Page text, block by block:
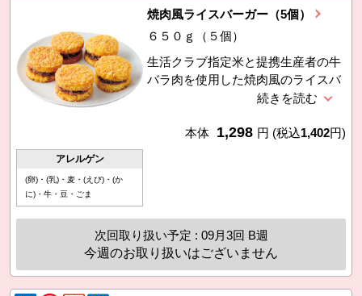
アレルゲン
(卵)・(乳)・麦・(えび)・(か
に)・牛・豆・ごま
焼肉風ライスバーガー（5個）
６５０ｇ（５個）
生活クラブ指定米と提携生産者の牛
バラ肉を使用した焼肉風のライスバ
ーガー。提携生産者の醤油をベース
に仕上げました。電子レンジで温め
本体 1,298 円 (税込1,402円)
次回取り扱い予定 : 09月3回 B週
今週のお取り扱いはございません